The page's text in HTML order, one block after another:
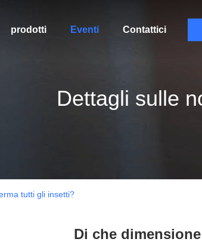
prodotti Eventi Contattici
Dettagli sulle
tutti gli insetti?
Di che